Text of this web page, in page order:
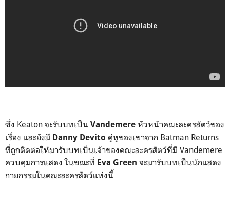
ซึ่ง Keaton จะรับบทเป็น Vandemere หัวหน้าคณะละครสัตว์ของ
เรื่อง และยังมี Danny Devito คู่หูของเขาจาก Batman Returns
ที่ถูกติดต่อให้มารับบทเป็นเจ้าของคณะละครสัตว์ที่มี Vandemere
ควบคุมการแสดง ในขณะที่ Eva Green จะมารับบทเป็นนักแสดง
กายกรรมในคณะละครสัตว์แห่งนี้